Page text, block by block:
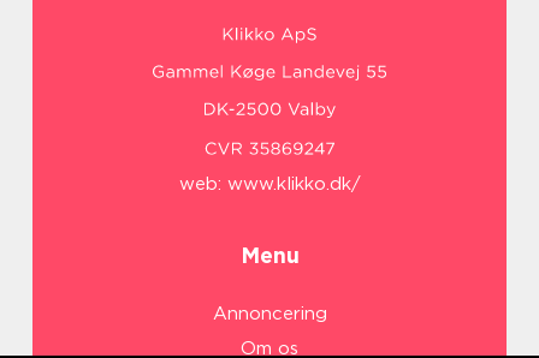
web: www.klikko.dk/
Menu
Annoncering
Om os